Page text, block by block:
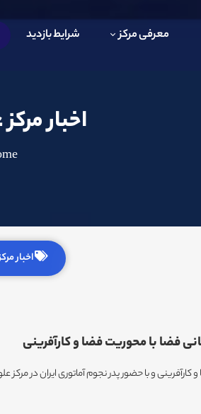
معرفی مرکز شرایط بازدید
اخبار
اخبار مرکز
فضا با محوریت فضا و کارآفرینی
و با حضور پدر نجوم آماتوری ایران در مرکز